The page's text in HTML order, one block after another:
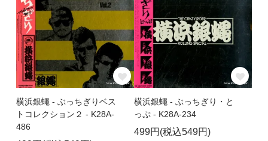
横浜銀蠅 - ぶっちぎりベス
トコレクション２ - K28A-
486
横浜銀蠅 - ぶっちぎり・と
っぷ - K28A-234
499円(税込549円)